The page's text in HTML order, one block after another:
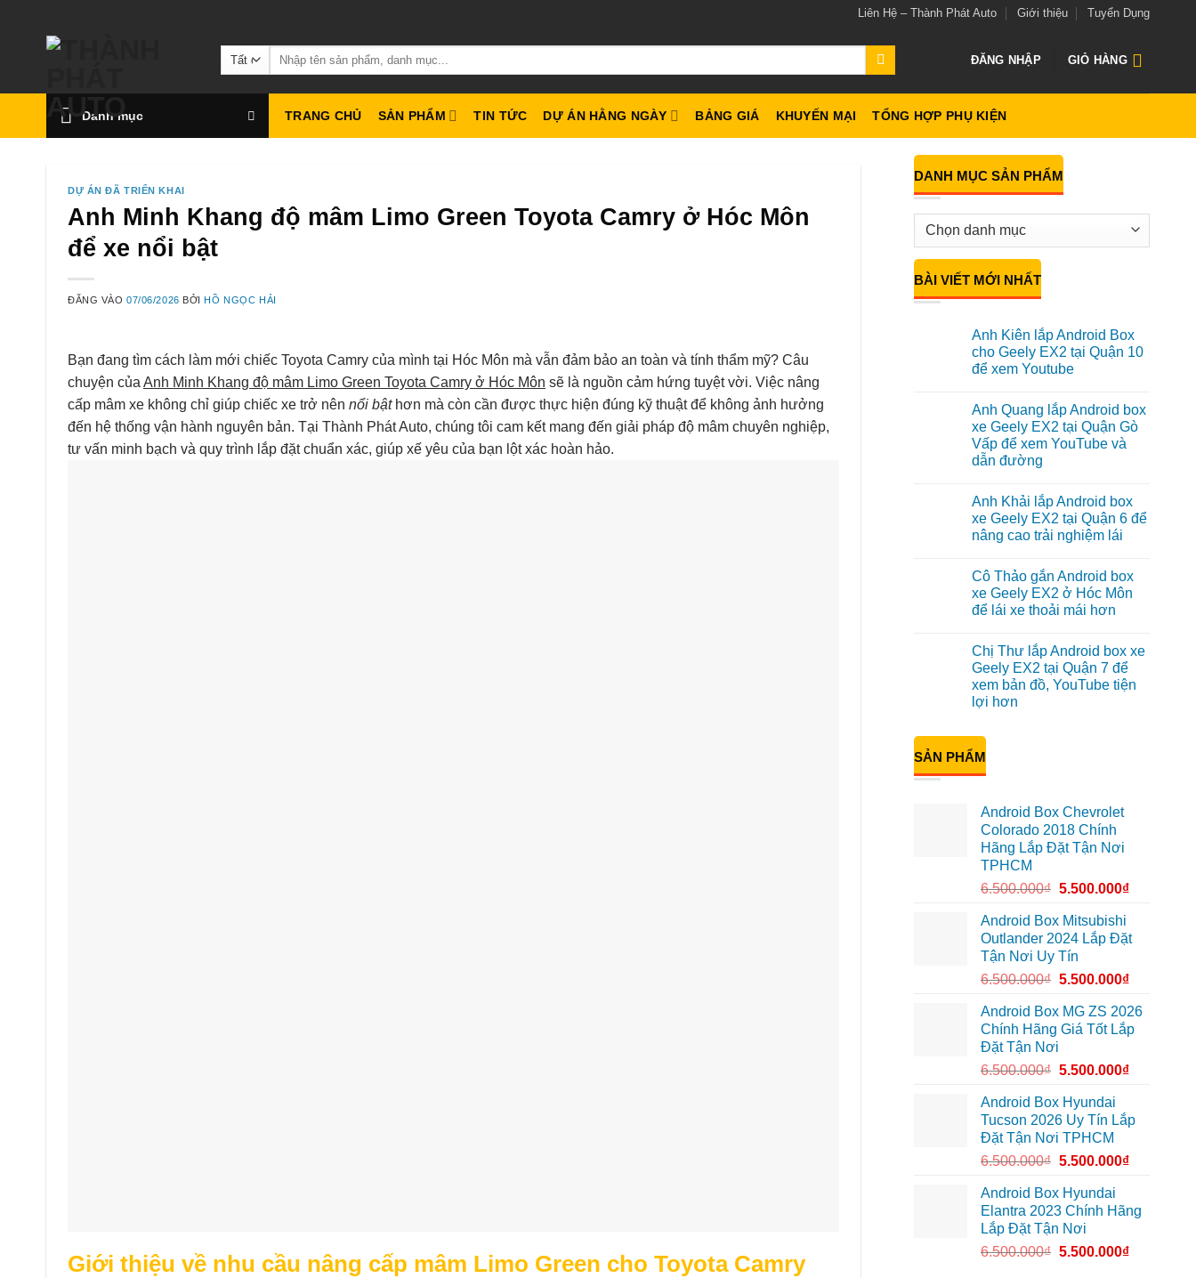
Liên Hệ – Thành Phát Auto Giới thiệu Tuyển Dụng
Tìm
kiếm:
ĐĂNG NHẬP GIỎ HÀNG
Danh mục TRANG CHỦ SẢN PHẨM TIN TỨC DỰ ÁN HẰNG NGÀY BẢNG GIÁ KHUYẾN MẠI TỔNG HỢP PHỤ KIỆN
DỰ ÁN ĐÃ TRIỂN KHAI
Anh Minh Khang độ mâm Limo Green Toyota Camry ở Hóc Môn
để xe nổi bật
ĐĂNG VÀO07/06/2026 BỞIHỒ NGỌC HẢI
Bạn đang tìm cách làm mới chiếc Toyota Camry của mình tại Hóc Môn mà vẫn đảm bảo an toàn và tính thẩm mỹ? Câu
chuyện của Anh Minh Khang độ mâm Limo Green Toyota Camry ở Hóc Môn sẽ là nguồn cảm hứng tuyệt vời. Việc nâng
cấp mâm xe không chỉ giúp chiếc xe trở nên nổi bậthơn mà còn cần được thực hiện đúng kỹ thuật để không ảnh hưởng
đến hệ thống vận hành nguyên bản. Tại Thành Phát Auto, chúng tôi cam kết mang đến giải pháp độ mâm chuyên nghiệp,
tư vấn minh bạch và quy trình lắp đặt chuẩn xác, giúp xế yêu của bạn lột xác hoàn hảo.
Giới thiệu về nhu cầu nâng cấp mâm Limo Green cho Toyota Camry
DANH MỤC SẢN PHẨM
BÀI VIẾT MỚI NHẤT
Anh Kiên lắp Android Box
cho Geely EX2 tại Quận 10
để xem Youtube
bình
luận
ở
Anh
Kiên
lắp
cho
Geely
EX2
tại
để
xem
Youtube
Anh Quang lắp Android box
xe Geely EX2 tại Quận Gò
Vấp để xem YouTube và
dẫn đường
bình
luận
ở
Anh
Android
box
xe
Geely
EX2
Gò
Vấp
để
xem
YouTube
và
Anh Khải lắp Android box
xe Geely EX2 tại Quận 6 để
nâng cao trải nghiệm lái
bình
luận
ở
Anh
Android
box
xe
Geely
EX2
tại
để
nâng
cao
trải
Cô Thảo gắn Android box
xe Geely EX2 ở Hóc Môn
để lái xe thoải mái hơn
bình
luận
ở
Cô
Thảo
gắn
Geely
ở
thoải
mái
hơn
Chị Thư lắp Android box xe
Geely EX2 tại Quận 7 để
xem bản đồ, YouTube tiện
lợi hơn
bình
luận
ở
Chị
Android
box
Geely
EX2
Quận
xem
bản
đồ,
YouTube
tiện
hơn
SẢN PHẨM
Android Box Chevrolet
Colorado 2018 Chính
Hãng Lắp Đặt Tận Nơi
TPHCM
6.500.000₫ 5.500.000₫
Android Box Mitsubishi
Outlander 2024 Lắp Đặt
Tận Nơi Uy Tín
6.500.000₫ 5.500.000₫
Android Box MG ZS 2026
Chính Hãng Giá Tốt Lắp
Đặt Tận Nơi
6.500.000₫ 5.500.000₫
Android Box Hyundai
Tucson 2026 Uy Tín Lắp
Đặt Tận Nơi TPHCM
6.500.000₫ 5.500.000₫
Android Box Hyundai
Elantra 2023 Chính Hãng
Lắp Đặt Tận Nơi
6.500.000₫ 5.500.000₫